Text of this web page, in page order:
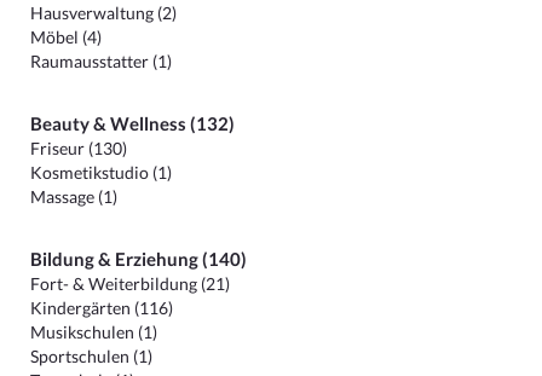
Hausverwaltung (2)
Möbel (4)
Raumausstatter (1)
Beauty & Wellness (132)
Friseur (130)
Kosmetikstudio (1)
Massage (1)
Bildung & Erziehung (140)
Fort- & Weiterbildung (21)
Kindergärten (116)
Musikschulen (1)
Sportschulen (1)